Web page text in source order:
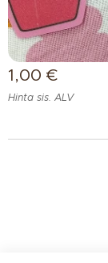
1,00 €
Hinta sis. ALV